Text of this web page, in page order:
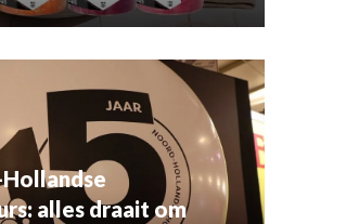
alles draait om